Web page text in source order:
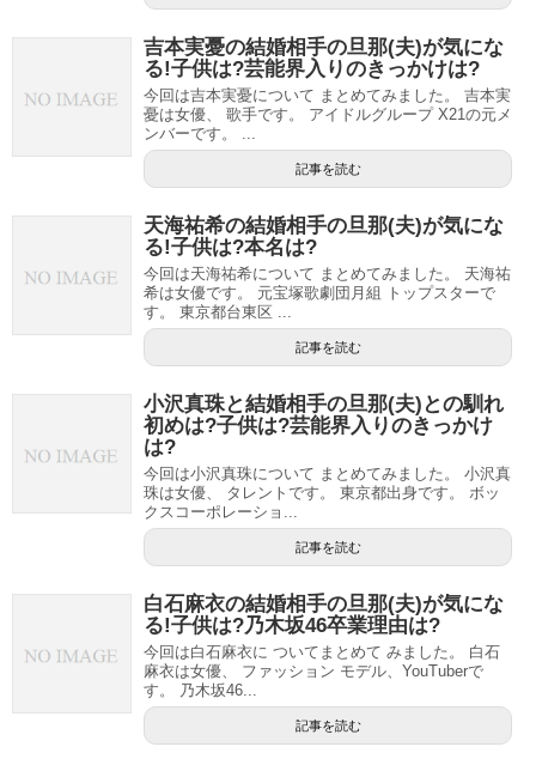
吉本実憂の結婚相手の旦那(夫)が気にな
る!子供は?芸能界入りのきっかけは?
今回は吉本実憂について まとめてみました。 吉本実
憂は女優、 歌手です。 アイドルグループ X21の元メ
ンバーです。 ...
記事を読む
天海祐希の結婚相手の旦那(夫)が気にな
る!子供は?本名は?
今回は天海祐希について まとめてみました。 天海祐
希は女優です。 元宝塚歌劇団月組 トップスターで
す。 東京都台東区 ...
記事を読む
小沢真珠と結婚相手の旦那(夫)との馴れ
初めは?子供は?芸能界入りのきっかけ
は?
今回は小沢真珠について まとめてみました。 小沢真
珠は女優、 タレントです。 東京都出身です。 ボッ
クスコーポレーショ...
記事を読む
白石麻衣の結婚相手の旦那(夫)が気にな
る!子供は?乃木坂46卒業理由は?
今回は白石麻衣に ついてまとめて みました。 白石
麻衣は女優、 ファッション モデル、YouTuberで
す。 乃木坂46...
記事を読む